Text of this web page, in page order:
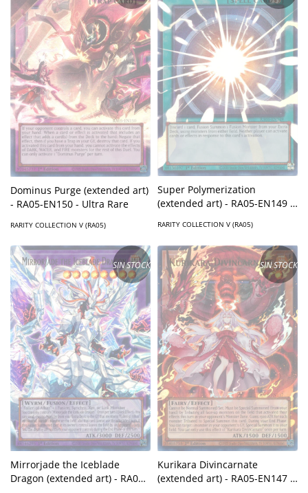
Dominus Purge (extended art)
- RA05-EN150 - Ultra Rare
RARITY COLLECTION V (RA05)
Super Polymerization
(extended art) - RA05-EN149 -
RARITY COLLECTION V (RA05)
SIN STOCK
Mirrorjade the Iceblade
Dragon (extended art) - RA05-
SIN STOCK
Kurikara Divincarnate
(extended art) - RA05-EN147 -